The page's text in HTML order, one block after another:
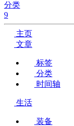
分类
9
主页
文章
标签
分类
时间轴
生活
装备